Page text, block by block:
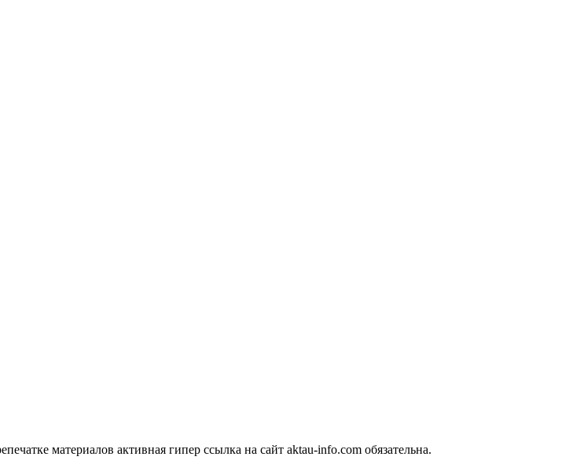
материалов активная гипер ссылка на сайт aktau-info.com обязательна.